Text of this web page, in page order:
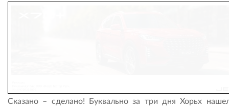
Сказано – сделано! Буквально за три дня Хорьх